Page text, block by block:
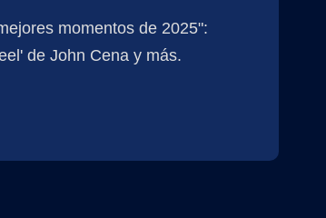
momentos de 2025":
de John Cena y más.